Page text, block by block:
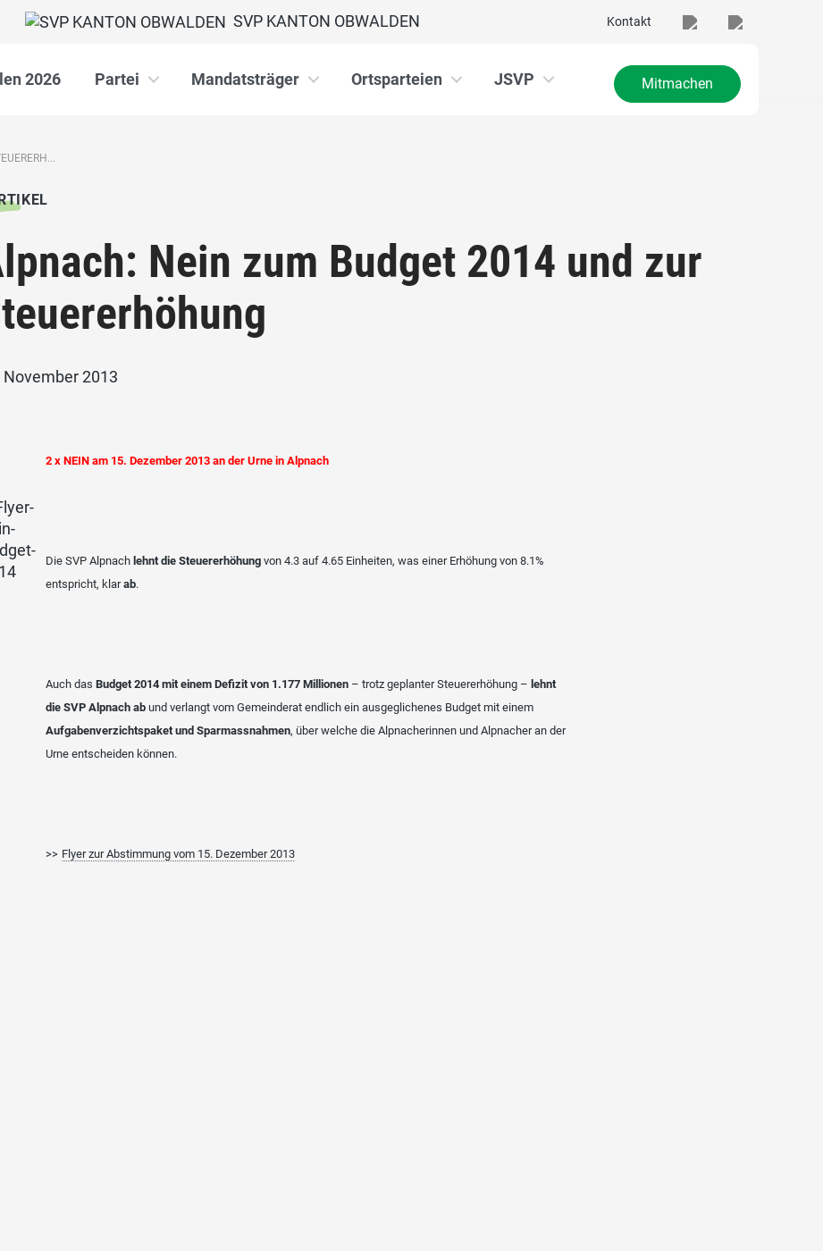
Kontakt
SVP KANTON OBWALDEN
2026 Partei Mandatsträger Ortsparteien JSVP Mitmachen
Nein zum Budget 2014 und zur
November 2013
2 x NEIN am 15. Dezember 2013 an der Urne in Alpnach
Die SVP Alpnach lehnt die Steuererhöhung von 4.3 auf 4.65 Einheiten, was einer Erhöhung von 8.1%
entspricht, klarab.
Auch dasBudget 2014 mit einem Defizit von 1.177 Millionen – trotz geplanter Steuererhöhung – lehnt
die SVP Alpnach ab und verlangt vom Gemeinderat endlich ein ausgeglichenes Budget mit einem
Aufgabenverzichtspaket und Sparmassnahmen, über welche die Alpnacherinnen und Alpnacher an der
Urne entscheiden können.
>> Flyer zur Abstimmung vom 15. Dezember 2013